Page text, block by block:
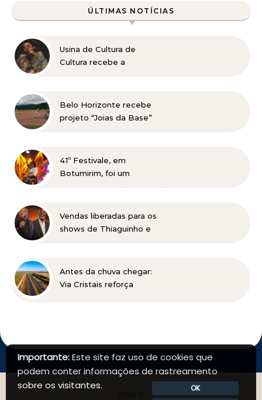
ÚLTIMAS NOTÍCIAS
Usina de Cultura de
Cultura recebe a
Belo Horizonte recebe
projeto “Joias da Base”
41º Festivale, em
Botumirim, foi um
do Vale do Jequitinhonha
Vendas liberadas para os
shows de Thiaguinho e
Antes da chuva chegar:
Via Cristais reforça
Importante:Este site faz uso de cookies que
podem conter informações de rastreamento
sobre os visitantes.
OK